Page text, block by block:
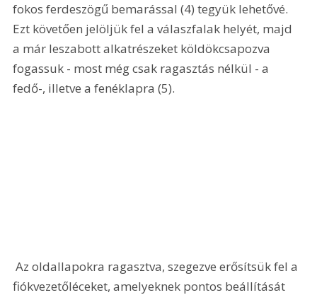
fokos ferdeszögű bemarással (4) tegyük lehetővé.
Ezt követően jelöljük fel a válaszfalak helyét, majd
a már leszabott alkatrészeket köldökcsapozva
fogassuk - most még csak ragasztás nélkül - a
fedő-, illetve a fenéklapra (5).
Az oldallapokra ragasztva, szegezve erősítsük fel a
fiókvezetőléceket, amelyeknek pontos beállítását